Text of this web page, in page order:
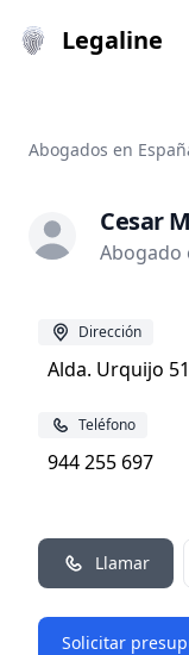
Legaline
Abogados en
Cesar
Abogado
Dirección
Alda. Urquijo
Teléfono
944 255 697
Llamar
Solicitar